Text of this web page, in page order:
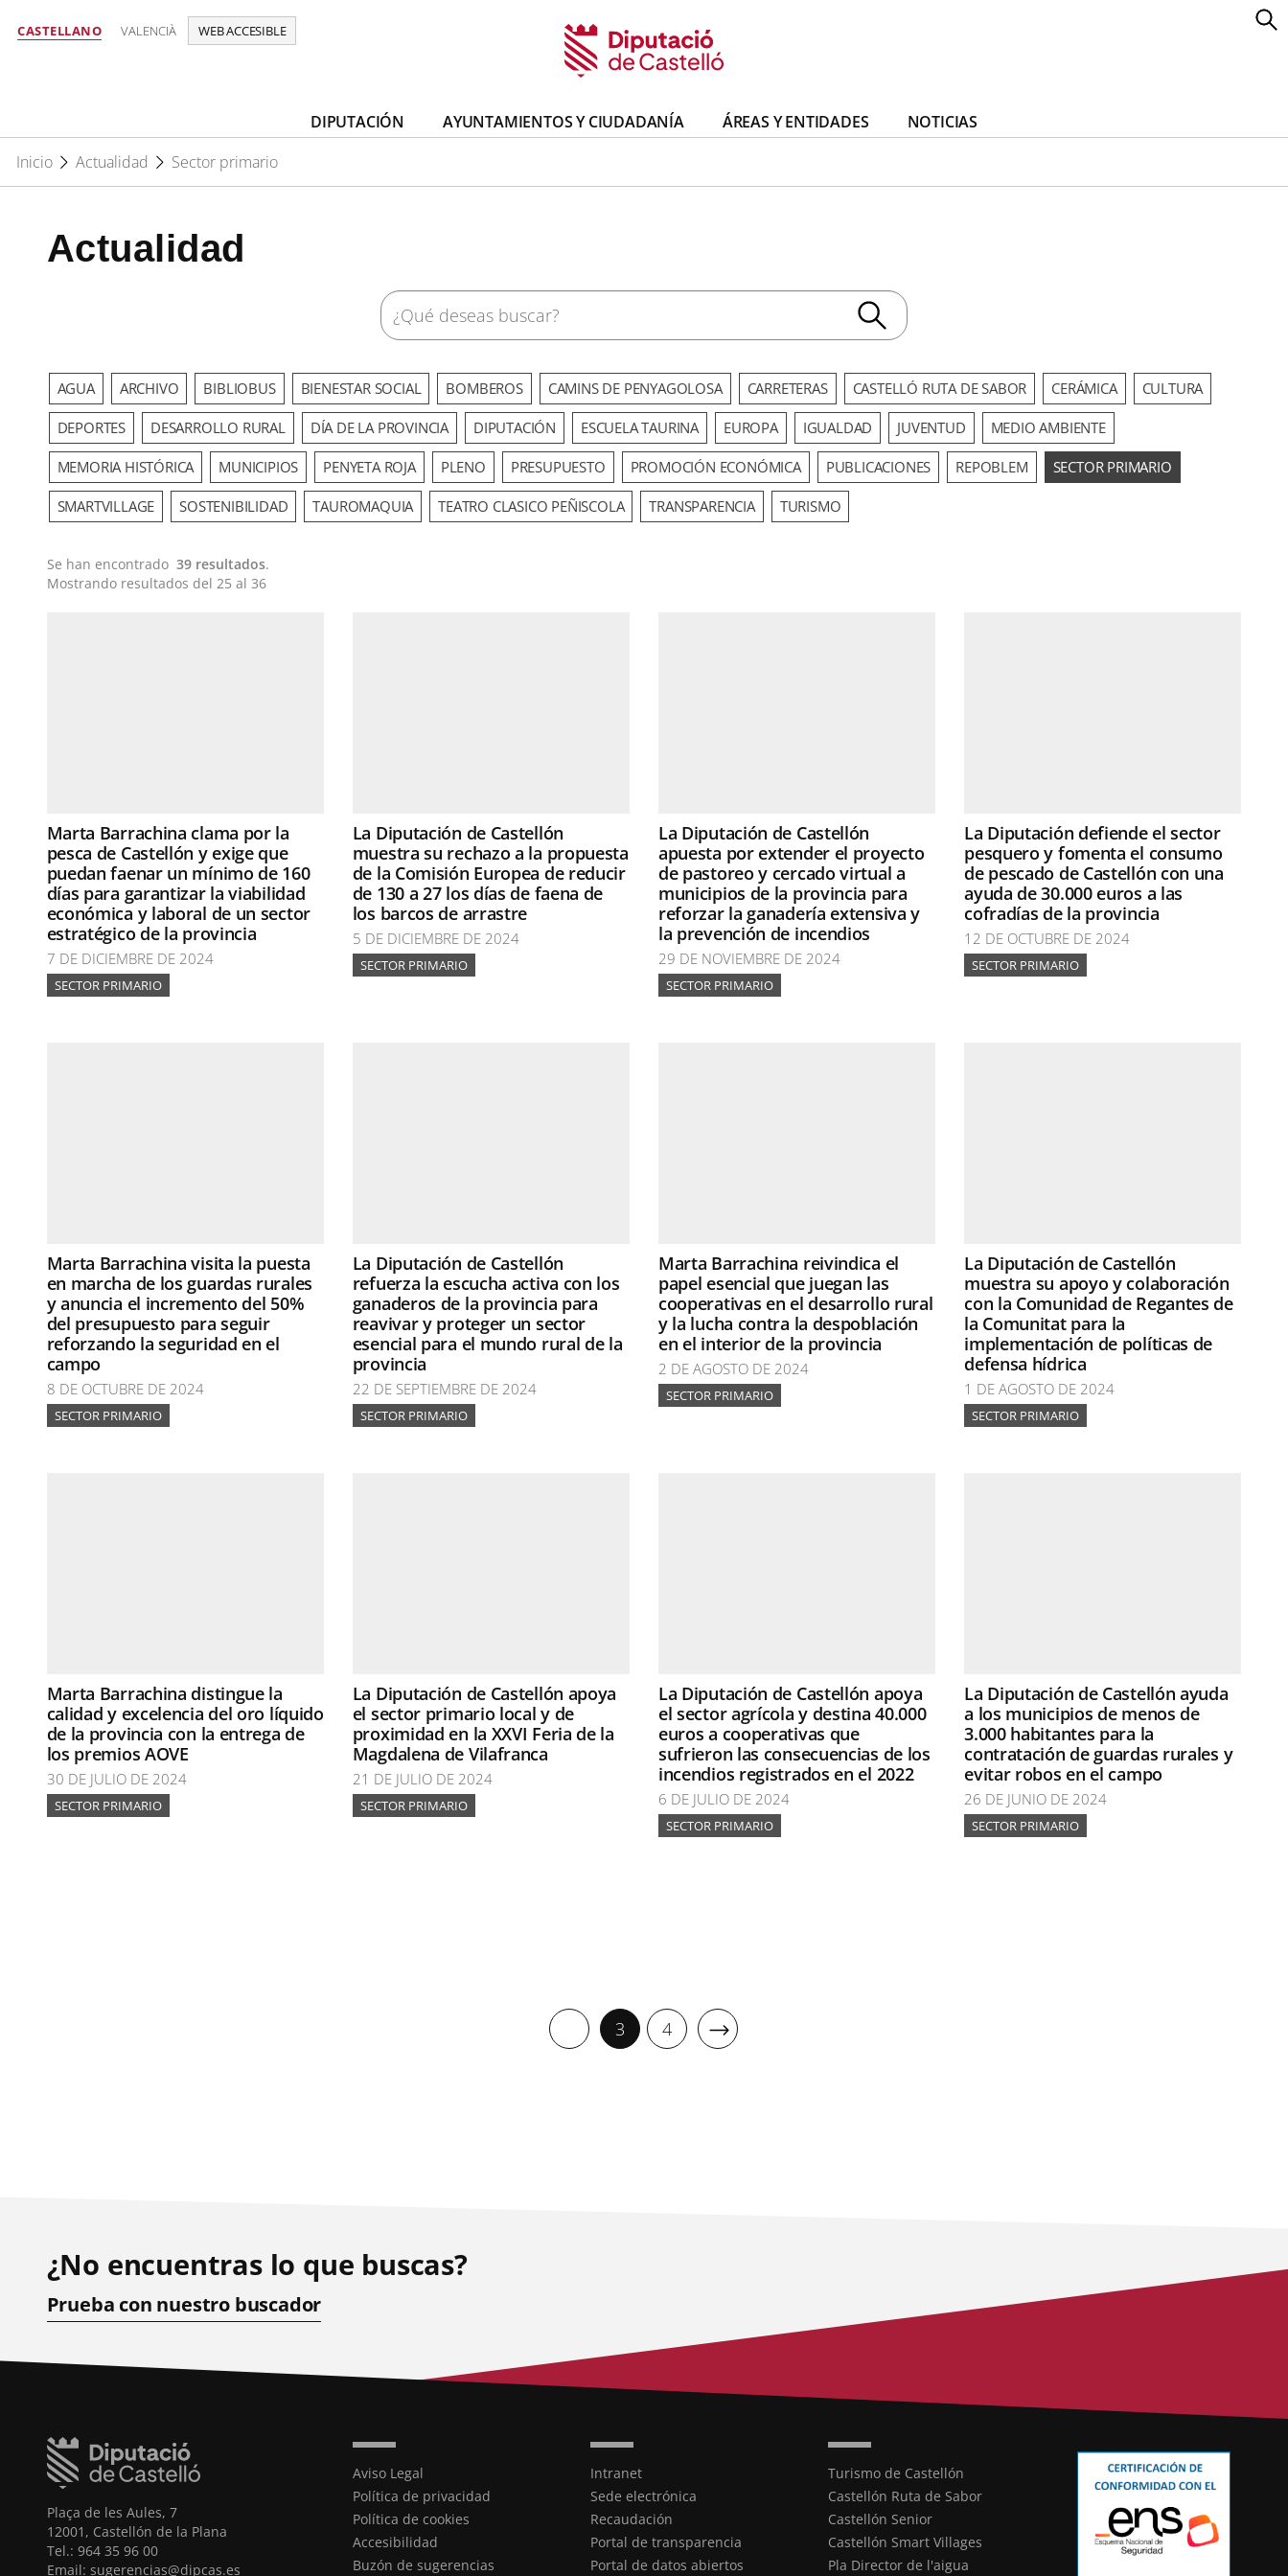
CASTELLANO VALENCIÀ WEB ACCESIBLE
DIPUTACIÓN AYUNTAMIENTOS Y CIUDADANÍA ÁREAS Y ENTIDADES
NOTICIAS
Inicio
Actualidad Sector primario
Actualidad
AGUA ARCHIVO BIBLIOBUS BIENESTAR SOCIAL BOMBEROS CAMINS DE PENYAGOLOSA CARRETERAS CASTELLÓ RUTA DE SABOR CERÁMICA CULTURA
DEPORTES DESARROLLO RURAL DÍA DE LA PROVINCIA DIPUTACIÓN ESCUELA TAURINA EUROPA IGUALDAD JUVENTUD MEDIO AMBIENTE
MEMORIA HISTÓRICA MUNICIPIOS PENYETA ROJA PLENO PRESUPUESTO PROMOCIÓN ECONÓMICA PUBLICACIONES REPOBLEM SECTOR PRIMARIO
SMARTVILLAGE SOSTENIBILIDAD TAUROMAQUIA TEATRO CLASICO PEÑISCOLA TRANSPARENCIA TURISMO
Se han encontrado 39 resultados.
Mostrando resultados del 25 al 36
Marta Barrachina clama por la
pesca de Castellón y exige que
puedan faenar un mínimo de 160
días para garantizar la viabilidad
económica y laboral de un sector
estratégico de la provincia
7 DE DICIEMBRE DE 2024
SECTOR PRIMARIO
La Diputación de Castellón
muestra su rechazo a la propuesta
de la Comisión Europea de reducir
de 130 a 27 los días de faena de
los barcos de arrastre
5 DE DICIEMBRE DE 2024
SECTOR PRIMARIO
La Diputación de Castellón
apuesta por extender el proyecto
de pastoreo y cercado virtual a
municipios de la provincia para
reforzar la ganadería extensiva y
la prevención de incendios
29 DE NOVIEMBRE DE 2024
SECTOR PRIMARIO
La Diputación defiende el sector
pesquero y fomenta el consumo
de pescado de Castellón con una
ayuda de 30.000 euros a las
cofradías de la provincia
12 DE OCTUBRE DE 2024
SECTOR PRIMARIO
Marta Barrachina visita la puesta
en marcha de los guardas rurales
y anuncia el incremento del 50%
del presupuesto para seguir
reforzando la seguridad en el
campo
8 DE OCTUBRE DE 2024
SECTOR PRIMARIO
La Diputación de Castellón
refuerza la escucha activa con los
ganaderos de la provincia para
reavivar y proteger un sector
esencial para el mundo rural de la
provincia
22 DE SEPTIEMBRE DE 2024
SECTOR PRIMARIO
Marta Barrachina reivindica el
papel esencial que juegan las
cooperativas en el desarrollo rural
y la lucha contra la despoblación
en el interior de la provincia
2 DE AGOSTO DE 2024
SECTOR PRIMARIO
La Diputación de Castellón
muestra su apoyo y colaboración
con la Comunidad de Regantes de
la Comunitat para la
implementación de políticas de
defensa hídrica
1 DE AGOSTO DE 2024
SECTOR PRIMARIO
Marta Barrachina distingue la
calidad y excelencia del oro líquido
de la provincia con la entrega de
los premios AOVE
30 DE JULIO DE 2024
SECTOR PRIMARIO
La Diputación de Castellón apoya
el sector primario local y de
proximidad en la XXVI Feria de la
Magdalena de Vilafranca
21 DE JULIO DE 2024
SECTOR PRIMARIO
La Diputación de Castellón apoya
el sector agrícola y destina 40.000
euros a cooperativas que
sufrieron las consecuencias de los
incendios registrados en el 2022
6 DE JULIO DE 2024
SECTOR PRIMARIO
La Diputación de Castellón ayuda
a los municipios de menos de
3.000 habitantes para la
contratación de guardas rurales y
evitar robos en el campo
26 DE JUNIO DE 2024
SECTOR PRIMARIO
3 4
¿No encuentras lo que buscas?
Prueba con nuestro buscador
Plaça de les Aules, 7
12001, Castellón de la Plana
Tel.: 964 35 96 00
Email: sugerencias@dipcas.es
Aviso Legal
Política de privacidad
Política de cookies
Accesibilidad
Buzón de sugerencias
Intranet
Sede electrónica
Recaudación
Portal de transparencia
Portal de datos abiertos
Turismo de Castellón
Castellón Ruta de Sabor
Castellón Senior
Castellón Smart Villages
Pla Director de l'aigua